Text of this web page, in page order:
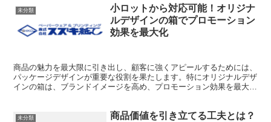
未分類
小ロットから対応可能！オリジナ
ルデザインの箱でプロモーション
効果を最大化
商品の魅力を最大限に引き出し、顧客に強くアピールするためには、
パッケージデザインが重要な役割を果たします。特にオリジナルデザ
インの箱は、ブランドイメージを高め、プロモーション効果を最大化
未分類
商品価値を引き立てる工夫とは？